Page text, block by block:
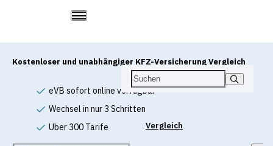
Vergleich
Kostenloser und unabhängiger KFZ-Versicherung Vergleich
eVB sofort online verfügbar
Wechsel in nur 3 Schritten
Über 300 Tarife